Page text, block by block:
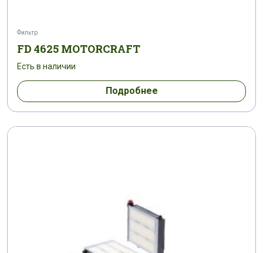
Фильтр
FD 4625 MOTORCRAFT
Есть в наличии
Подробнее